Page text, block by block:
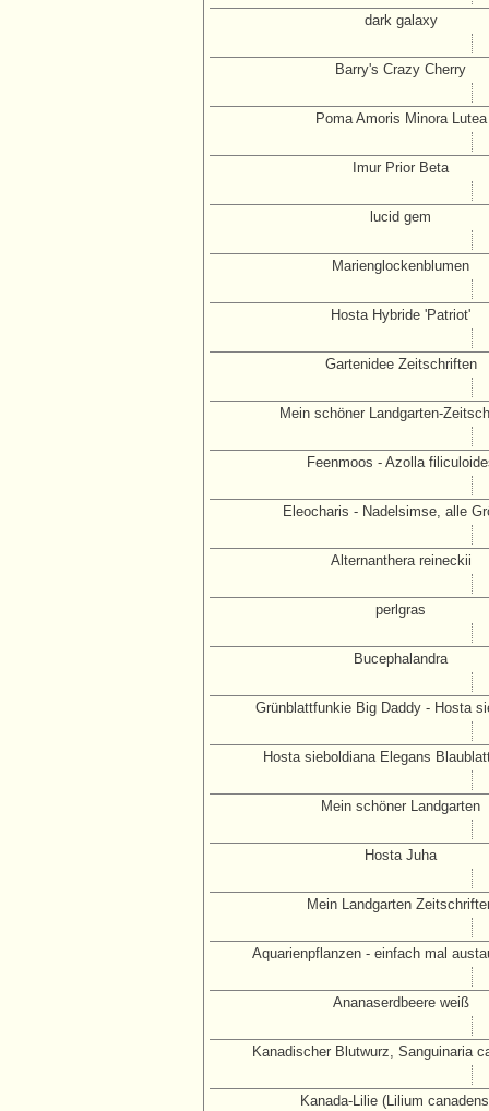
dark galaxy
Barry's Crazy Cherry
Poma Amoris Minora Lutea
Imur Prior Beta
lucid gem
Marienglockenblumen
Hosta Hybride 'Patriot'
Gartenidee Zeitschriften
Mein schöner Landgarten-
Feenmoos - Azolla
Eleocharis - Nadelsimse, alle
Alternanthera reineckii
perlgras
Bucephalandra
Grünblattfunkie Big Daddy - Hosta
Hosta sieboldiana Elegans
Mein schöner Landgarten
Hosta Juha
Mein Landgarten
Aquarienpflanzen - einfach mal
Ananaserdbeere weiß
Kanadischer Blutwurz, Sanguinaria
Kanada-Lilie (Lilium